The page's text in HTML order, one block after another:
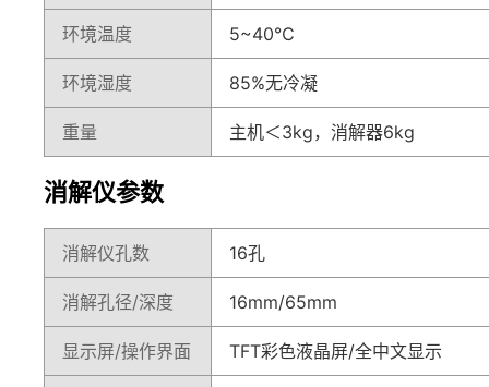
环境温度 5~40℃
环境湿度 85%无冷凝
重量 主机＜3kg，消解器6kg
消解仪参数
消解仪孔数 16孔
消解孔径/深度 16mm/65mm
显示屏/操作界面 TFT彩色液晶屏/全中文显示